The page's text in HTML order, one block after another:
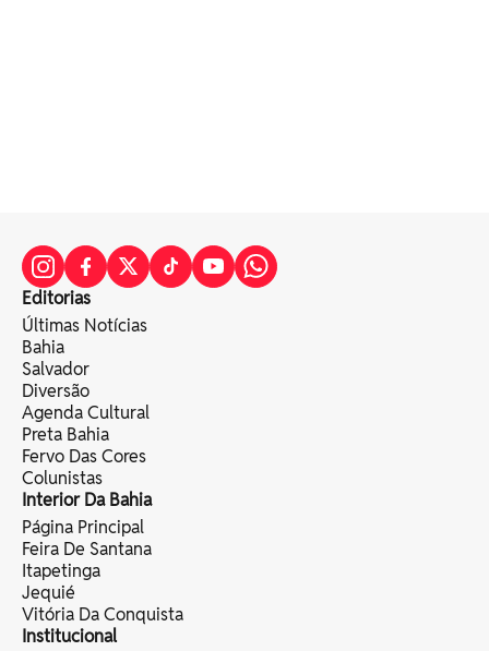
Editorias
Últimas Notícias
Bahia
Salvador
Diversão
Agenda Cultural
Preta Bahia
Fervo Das Cores
Colunistas
Interior Da Bahia
Página Principal
Feira De Santana
Itapetinga
Jequié
Vitória Da Conquista
Institucional